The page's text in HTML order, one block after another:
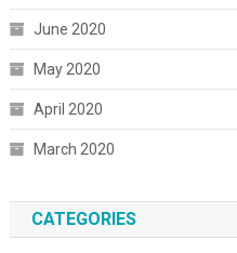
June 2020
May 2020
April 2020
March 2020
CATEGORIES